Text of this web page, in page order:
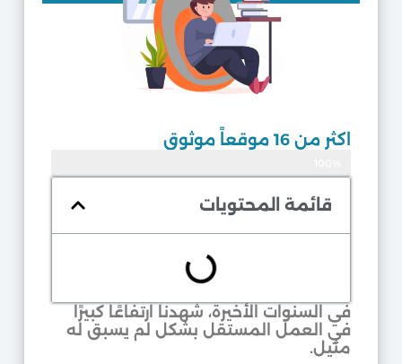
اكثر من 16 موقعاً موثوق
قائمة المحتويات
في السنوات الأخيرة، شهدنا ارتفاعًا كبيرًا
في العمل المستقل بشكل لم يسبق له
مثيل.